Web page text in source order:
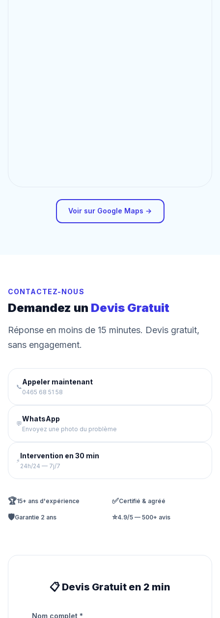
Voir sur Google Maps →
CONTACTEZ-NOUS
Demandez un Devis Gratuit
Réponse en moins de 15 minutes. Devis gratuit,
sans engagement.
📞
Appeler maintenant
0465 68 51 58
💬
WhatsApp
Envoyez une photo du problème
⚡
Intervention en 30 min
24h/24 — 7j/7
🏆15+ ans d'expérience ✅Certifié & agréé
🛡️Garantie 2 ans ⭐4.9/5 — 500+ avis
📋 Devis Gratuit en 2 min
Nom complet *